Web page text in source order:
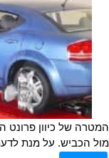
המטרה של כיוון פרונט
מול הכביש. על מנת